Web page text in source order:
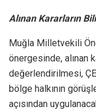
Alınan Kararların
Muğla Milletvekili
önergesinde, alınan
değerlendirilmesi,
bölge halkının
açısından